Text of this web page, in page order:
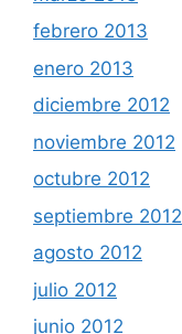
febrero 2013
enero 2013
diciembre 2012
noviembre 2012
octubre 2012
septiembre 2012
agosto 2012
julio 2012
junio 2012